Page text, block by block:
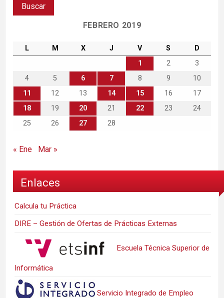
FEBRERO 2019
L M X J V S
D
1
2
3
4
5 6 7 8 9
10
11
12 13 14 15 16
17
18
19 20 21 22 23
24
25
26 27 28
« Ene Mar »
Enlaces
Calcula tu Práctica
DIRE – Gestión de Ofertas de Prácticas Externas
Escuela Técnica Superior de
Informática
Servicio Integrado de Empleo